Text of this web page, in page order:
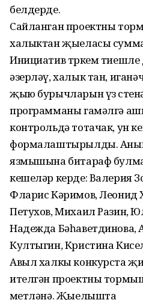
белдерде.
Сайланган проектны
халыктан җыеласы
Инициатив төркем
әзерләү, халык тан,
җыю бурычларын үз
программаны гамәлгә
контрольдә тотачак, ун
формалаштырылды.
язмышына битараф
кешеләр керде: Валерия
Фларис Кәримов, Леонид
Петухов, Михаил Разин,
Надежда Бәһаветдинова,
Култыгин, Кристина
Авыл халкы конкурста
ителгән проектны
өметләнә. Җыелышта